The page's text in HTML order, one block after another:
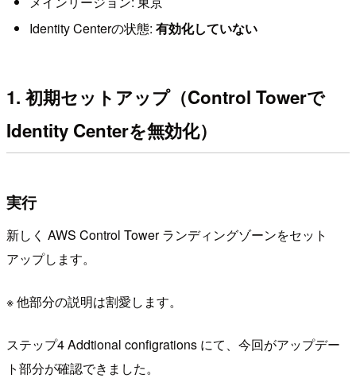
Identity Centerの状態: 有効化していない
1. 初期セットアップ（Control Towerで
Identity Centerを無効化）
実行
新しく AWS Control Tower ランディングゾーンをセット
アップします。
※ 他部分の説明は割愛します。
ステップ4 Addtional configrations にて、今回がアップデー
ト部分が確認できました。